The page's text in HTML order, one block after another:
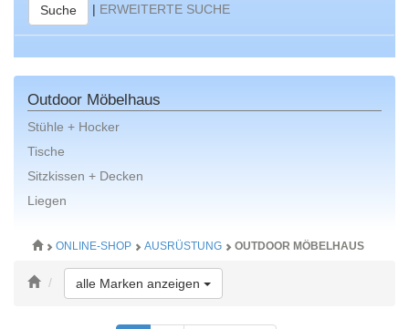
Suche | ERWEITERTE SUCHE
Outdoor Möbelhaus
Stühle + Hocker
Tische
Sitzkissen + Decken
Liegen
ONLINE-SHOP AUSRÜSTUNG OUTDOOR MÖBELHAUS
alle Marken anzeigen Toggle Dropdown